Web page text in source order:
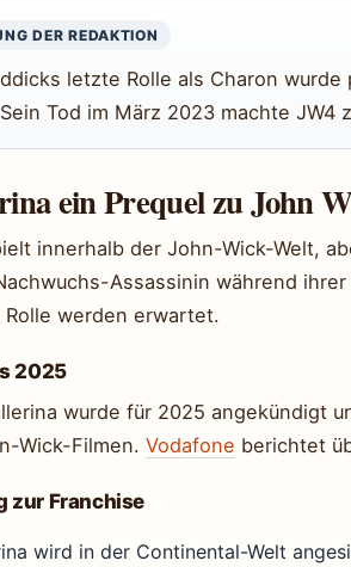
DER REDAKTION
letzte Rolle als Charon
Tod im März 2023 machte
ein Prequel zu John
innerhalb der John-Wick-Welt,
Assassinin während
Rolle werden erwartet.
2025
wurde für 2025 angekündigt
Wick-Filmen. Vodafone berichtet
zur Franchise
wird in der Continental-Welt